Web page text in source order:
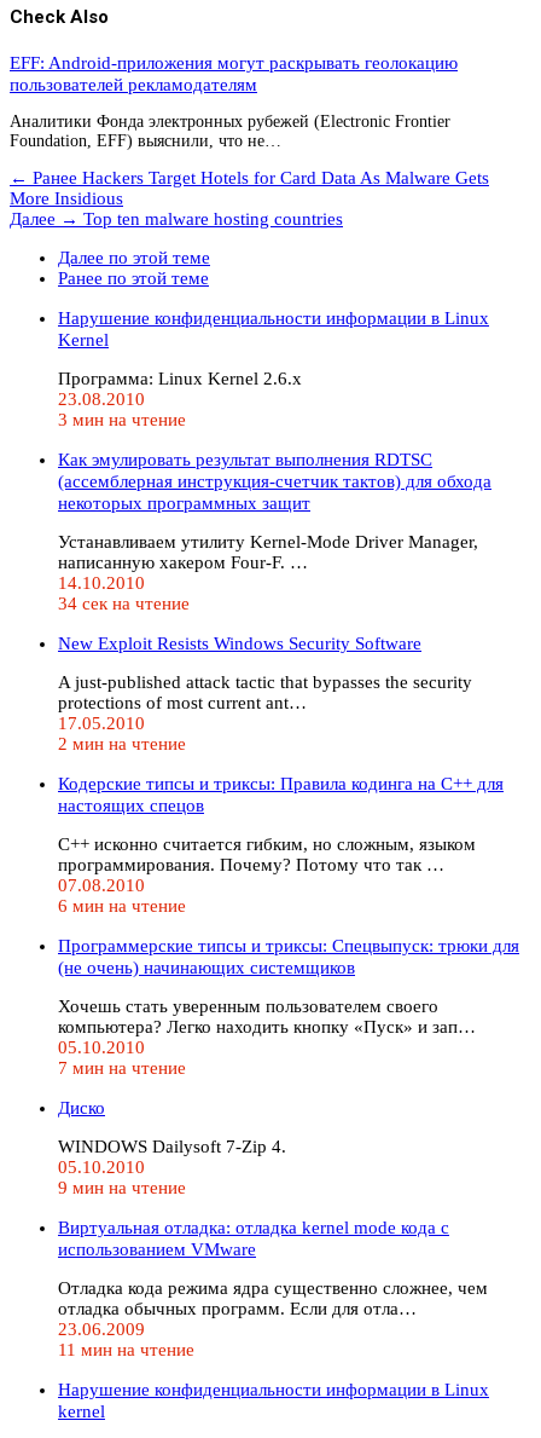
Check Also
EFF: Android-приложения могут раскрывать геолокацию
пользователей рекламодателям
Аналитики Фонда электронных рубежей (Electronic Frontier
Foundation, EFF) выяснили, что не…
← Ранее Hackers Target Hotels for Card Data As Malware Gets
More Insidious
Далее → Top ten malware hosting countries
Далее по этой теме
Ранее по этой теме
Нарушение конфиденциальности информации в Linux
Kernel
Программа: Linux Kernel 2.6.x
23.08.2010
3 мин на чтение
Как эмулировать результат выполнения RDTSC
(ассемблерная инструкция-счетчик тактов) для обхода
некоторых программных защит
Устанавливаем утилиту Kernel-Mode Driver Manager,
написанную хакером Four-F. …
14.10.2010
34 сек на чтение
New Exploit Resists Windows Security Software
A just-published attack tactic that bypasses the security
protections of most current ant…
17.05.2010
2 мин на чтение
Кодерские типсы и триксы: Правила кодинга на C++ для
настоящих спецов
С++ исконно считается гибким, но сложным, языком
программирования. Почему? Потому что так …
07.08.2010
6 мин на чтение
Программерские типсы и триксы: Спецвыпуск: трюки для
(не очень) начинающих системщиков
Хочешь стать уверенным пользователем своего
компьютера? Легко находить кнопку «Пуск» и зап…
05.10.2010
7 мин на чтение
Диско
WINDOWS Dailysoft 7-Zip 4.
05.10.2010
9 мин на чтение
Виртуальная отладка: отладка kernel mode кода с
использованием VMware
Отладка кода режима ядра существенно сложнее, чем
отладка обычных программ. Если для отла…
23.06.2009
11 мин на чтение
Нарушение конфиденциальности информации в Linux
kernel